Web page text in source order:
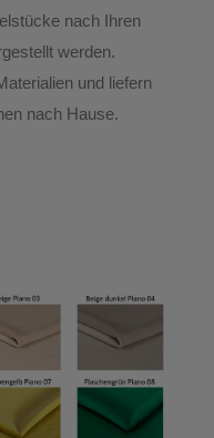
nach Ihren
werden.
und liefern
nach Hause.